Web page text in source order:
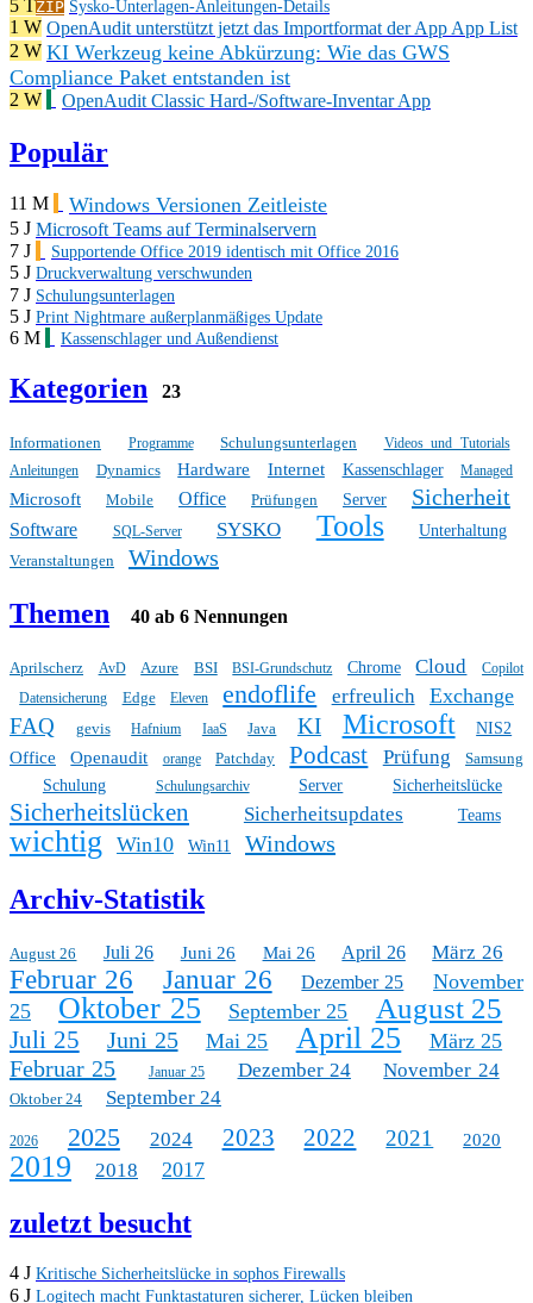
5 TZIP Sysko-Unterlagen-Anleitungen-Details
1 W OpenAudit unterstützt jetzt das Importformat der App App List
2 W KI Werkzeug keine Abkürzung: Wie das GWS
Compliance Paket entstanden ist
2 W OpenAudit Classic Hard-/Software-Inventar App
Populär
11 M Windows Versionen Zeitleiste
5 J Microsoft Teams auf Terminalservern
7 J
Supportende Office 2019 identisch mit Office 2016
5 J Druckverwaltung verschwunden
7 J Schulungsunterlagen
5 J Print Nightmare außerplanmäßiges Update
6 M Kassenschlager und Außendienst
Kategorien 23
Informationen Programme Schulungsunterlagen
Videos und Tutorials
Anleitungen
Dynamics Hardware Internet Kassenschlager Managed
Microsoft Mobile Office Prüfungen Server Sicherheit
Software SQL-Server SYSKO Tools
Unterhaltung
Veranstaltungen
Windows
Themen 40 ab 6 Nennungen
Aprilscherz AvD Azure BSI BSI-Grundschutz Chrome Cloud
Copilot
Datensicherung
Edge Eleven endoflife erfreulich Exchange
FAQ gevis Hafnium IaaS Java KI Microsoft NIS2
Office Openaudit orange Patchday Podcast Prüfung
Samsung
Schulung
Schulungsarchiv Server Sicherheitslücke
Sicherheitslücken Sicherheitsupdates Teams
wichtig Win10 Win11 Windows
Archiv-Statistik
August 26 Juli 26 Juni 26 Mai 26 April 26 März 26
Februar 26 Januar 26 Dezember 25
November
25
Oktober 25 September 25 August 25
Juli 25 Juni 25 Mai 25 April 25 März 25
Februar 25 Januar 25 Dezember 24 November 24
Oktober 24 September 24
2026 2025 2024 2023 2022 2021 2020
2019 2018 2017
zuletzt besucht
4 J Kritische Sicherheitslücke in sophos Firewalls
6 J Logitech macht Funktastaturen sicherer, Lücken bleiben